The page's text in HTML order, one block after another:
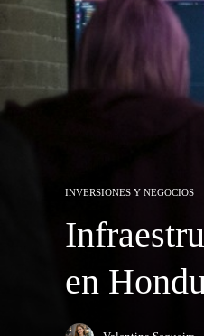
INVERSIONES Y NEGOCIOS
en